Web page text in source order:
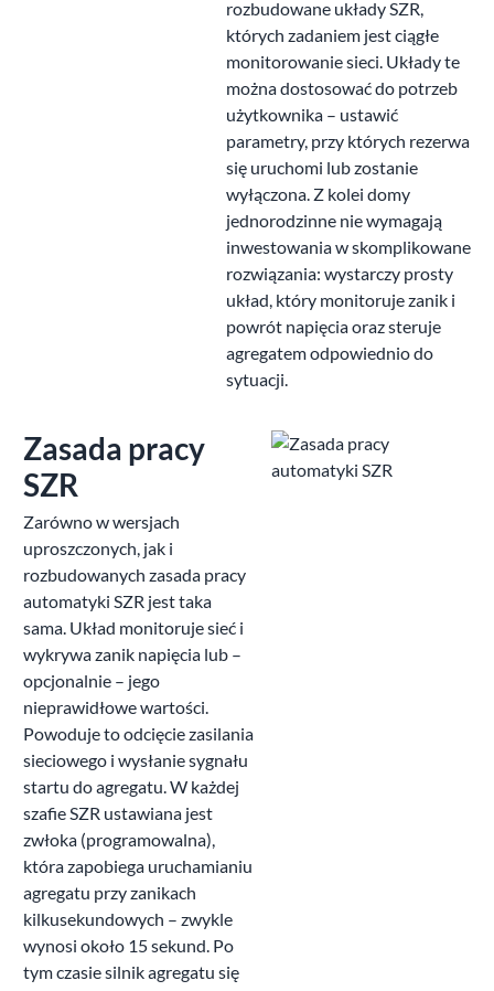
rozbudowane układy SZR,
których zadaniem jest ciągłe
monitorowanie sieci. Układy te
można dostosować do potrzeb
użytkownika – ustawić
parametry, przy których rezerwa
się uruchomi lub zostanie
wyłączona. Z kolei domy
jednorodzinne nie wymagają
inwestowania w skomplikowane
rozwiązania: wystarczy prosty
układ, który monitoruje zanik i
powrót napięcia oraz steruje
agregatem odpowiednio do
sytuacji.
Zasada pracy
SZR
Zarówno w wersjach
uproszczonych, jak i
rozbudowanych zasada pracy
automatyki SZR jest taka
sama. Układ monitoruje sieć i
wykrywa zanik napięcia lub –
opcjonalnie – jego
nieprawidłowe wartości.
Powoduje to odcięcie zasilania
sieciowego i wysłanie sygnału
startu do agregatu. W każdej
szafie SZR ustawiana jest
zwłoka (programowalna),
która zapobiega uruchamianiu
agregatu przy zanikach
kilkusekundowych – zwykle
wynosi około 15 sekund. Po
tym czasie silnik agregatu się